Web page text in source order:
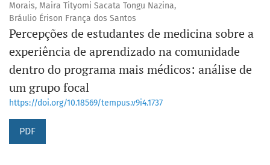
Morais, Maira Tityomi Sacata Tongu Nazina,
Bráulio Érison França dos Santos
Percepções de estudantes de medicina sobre a
experiência de aprendizado na comunidade
dentro do programa mais médicos: análise de
um grupo focal
https://doi.org/10.18569/tempus.v9i4.1737
PDF